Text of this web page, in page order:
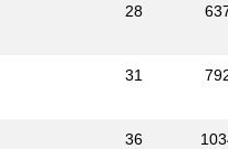
28
31
36